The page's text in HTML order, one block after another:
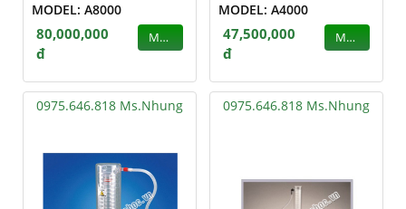
MODEL: A8000
80,000,000
đ
MUA
MODEL: A4000
47,500,000
đ
MUA
0975.646.818 Ms.Nhung 0975.646.818 Ms.Nhung